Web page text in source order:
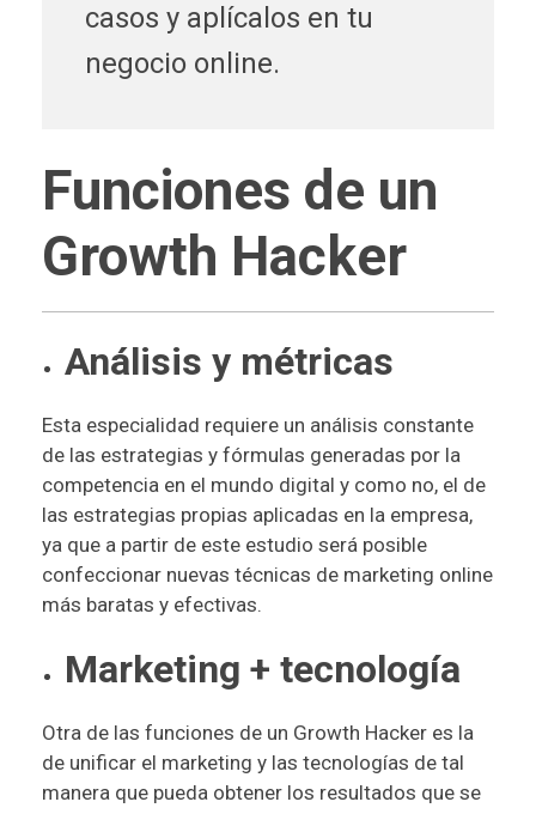
casos y aplícalos en tu
negocio online.
Funciones de un
Growth Hacker
Análisis y métricas
Esta especialidad requiere un análisis constante
de las estrategias y fórmulas generadas por la
competencia en el mundo digital y como no, el de
las estrategias propias aplicadas en la empresa,
ya que a partir de este estudio será posible
confeccionar nuevas técnicas de marketing online
más baratas y efectivas.
Marketing + tecnología
Otra de las funciones de un Growth Hacker es la
de unificar el marketing y las tecnologías de tal
manera que pueda obtener los resultados que se